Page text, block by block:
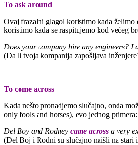
To ask around
Ovaj frazalni glagol koristimo kada
koristimo kada se raspitujemo kod većeg
Does your company hire any engineers? I
(Da li tvoja kompanija zapošljava
To come across
Kada nešto pronadjemo slučajno, onda
only fools and horses), evo jednog primera:
Del Boy and Rodney came across a very
(Del Boj i Rodni su slučajno naišli na stari